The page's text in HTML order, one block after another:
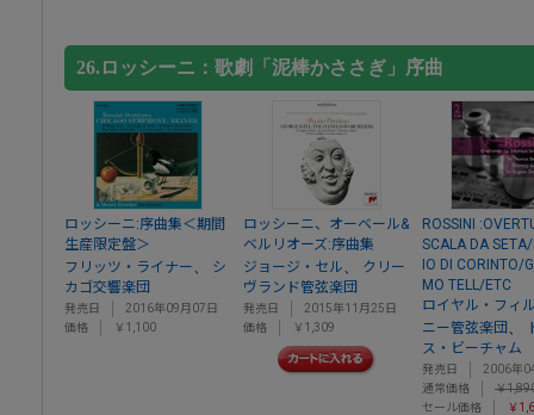
26.ロッシーニ：歌劇「泥棒かささぎ」序曲
ロッシーニ:序曲集＜期間
生産限定盤＞
フリッツ・ライナー
シ
カゴ交響楽団
発売日
2016年09月07日
価格
￥1,100
ロッシーニ、オーベール&
ベルリオーズ:序曲集
ジョージ・セル
クリー
ヴランド管弦楽団
発売日
2015年11月25日
価格
￥1,309
ROSSINI
SCALA DA
IO DI CORINTO/
MO TELL/ETC
ロイヤル・フィ
ニー管弦楽団
ス・ビーチャム
発売日
2006年
通常価格
￥
セール価格
￥